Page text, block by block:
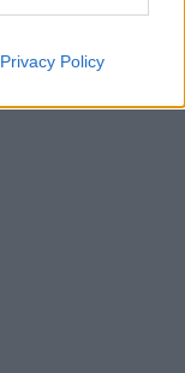
Privacy Policy